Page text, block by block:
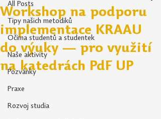
All Posts
Tipy našich metodiků
Očima studentů a studentek
Naše aktivity
Pozvánky
Praxe
Rozvoj studia
Workshop na podporu
implementace KRAAU
do výuky — pro využití
na katedrách PdF UP